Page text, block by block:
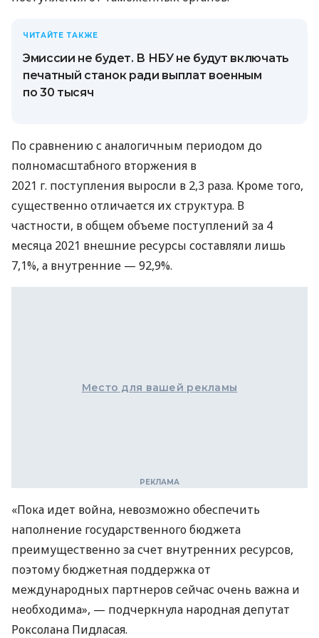
ЧИТАЙТЕ ТАКЖЕ
Эмиссии не будет. В НБУ не будут включать
печатный станок ради выплат военным
по 30 тысяч
По сравнению с аналогичным периодом до
полномасштабного вторжения в
2021 г. поступления выросли в 2,3 раза. Кроме того,
существенно отличается их структура. В
частности, в общем объеме поступлений за 4
месяца 2021 внешние ресурсы составляли лишь
7,1%, а внутренние — 92,9%.
Место для вашей рекламы
«Пока идет война, невозможно обеспечить
наполнение государственного бюджета
преимущественно за счет внутренних ресурсов,
поэтому бюджетная поддержка от
международных партнеров сейчас очень важна и
необходима», — подчеркнула народная депутат
Роксолана Пидласая.